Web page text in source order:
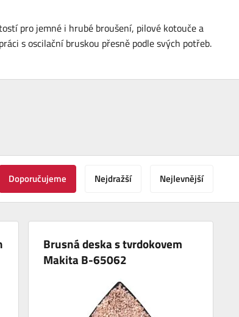
pro jemné i hrubé broušení, pilové kotouče a
s oscilační bruskou přesně podle svých potřeb.
Doporučujeme Nejdražší Nejlevnější
Brusná deska s tvrdokovem
Makita B-65062